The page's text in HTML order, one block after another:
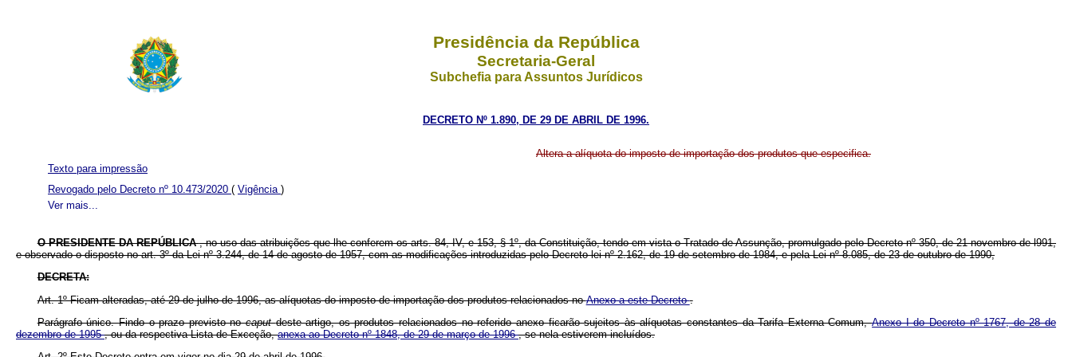
Presidência da República
Secretaria-Geral
Subchefia para Assuntos Jurídicos
DECRETO Nº 1.890, DE 29 DE ABRIL DE 1996.
Altera a alíquota do imposto de importação dos produtos que especifica.
Ver mais...
Texto para impressão
Revogado pelo Decreto nº 10.473/2020 ( Vigência )
O PRESIDENTE DA REPÚBLICA, no uso das atribuições que lhe conferem os arts. 84, IV, e 153, § 1º, da Constituição, tendo em vista o Tratado de Assunção, promulgado pelo Decreto nº 350, de 21 novembro de l991,
e observado o disposto no art. 3º da Lei nº 3.244, de 14 de agosto de 1957, com as modificações introduzidas pelo Decreto-lei nº 2.162, de 19 de setembro de 1984, e pela Lei nº 8.085, de 23 de outubro de 1990,
DECRETA:
Art. 1º Ficam alteradas, até 29 de julho de 1996, as alíquotas do imposto de importação dos produtos relacionados noAnexo a este Decreto.
Parágrafo único. Findo o prazo previsto nocaputdeste artigo, os produtos relacionados no referido anexo ficarão sujeitos às alíquotas constantes da Tarifa Externa Comum,Anexo I do Decreto nº 1767, de 28 de
dezembro de 1995, ou da respectiva Lista de Exceção,anexa ao Decreto nº 1848, de 29 de março de 1996, se nela estiverem incluídos.